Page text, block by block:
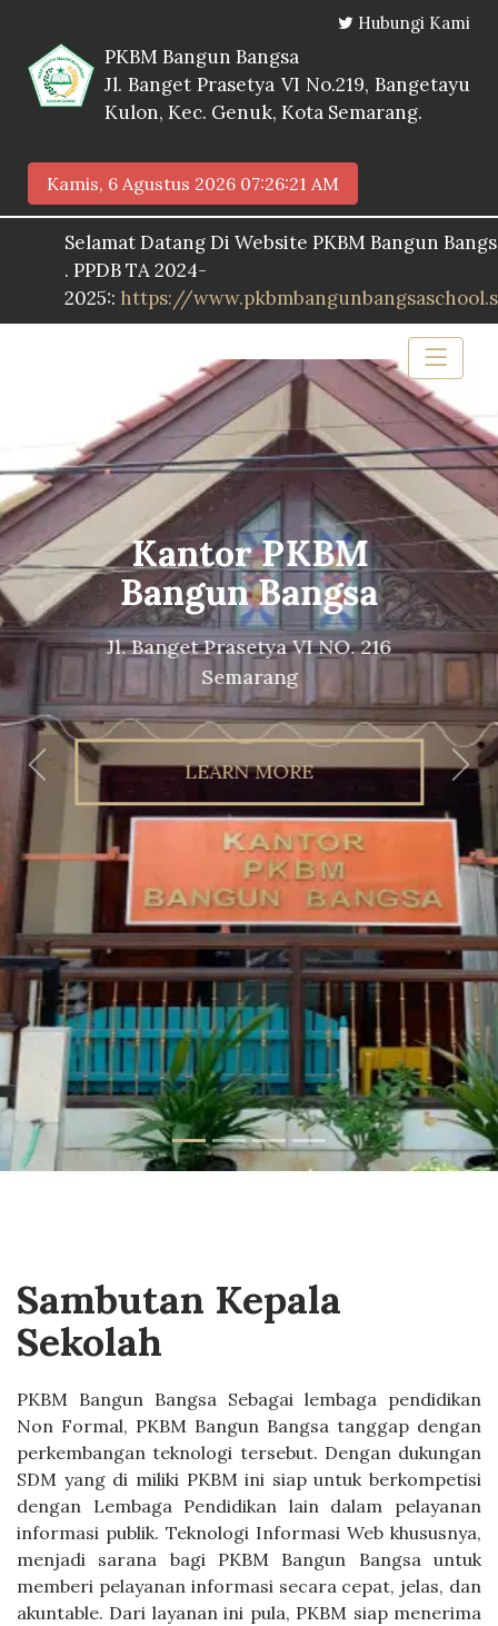
Hubungi Kami
PKBM Bangun Bangsa
Jl. Banget Prasetya VI No.219, Bangetayu
Kulon, Kec. Genuk, Kota Semarang.
Kamis, 6 Agustus 2026 07:26:23 AM
Datang Di Website PKBM Bangun Bangsa
TA 2024-
https://www.pkbmbangunbangsaschool.sch.id/
Kantor PKBM
Bangun Bangsa
Jl. Banget Prasetya VI NO. 216
Semarang
LEARN MORE
Previous
Sambutan Kepala
Sekolah
PKBM Bangun Bangsa Sebagai lembaga pendidikan
Non Formal, PKBM Bangun Bangsa tanggap dengan
perkembangan teknologi tersebut. Dengan dukungan
SDM yang di miliki PKBM ini siap untuk berkompetisi
dengan Lembaga Pendidikan lain dalam pelayanan
informasi publik. Teknologi Informasi Web khususnya,
menjadi sarana bagi PKBM Bangun Bangsa untuk
memberi pelayanan informasi secara cepat, jelas, dan
akuntable. Dari layanan ini pula, PKBM siap menerima